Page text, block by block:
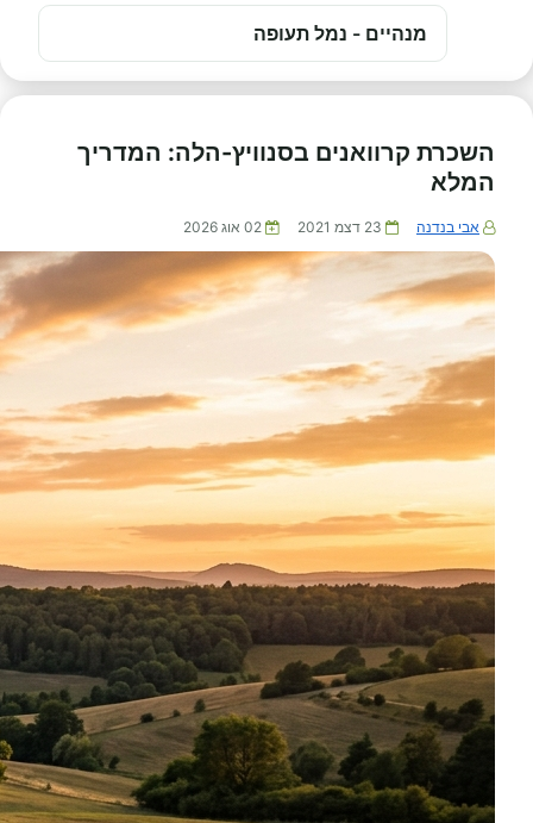
מנהיים - נמל תעופה
השכרת קרוואנים בסנוויץ-הלה: המדריך
המלא
אבי בנדנה 23 דצמ 2021 02 אוג 2026